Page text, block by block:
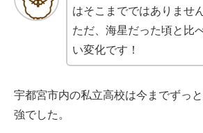
はそこまでではありませ
ただ、海星だった頃と比
い変化です！
宇都宮市内の私立高校は今までずっ
強でした。